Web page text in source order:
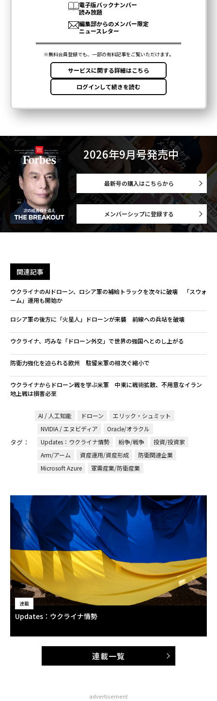
2026年9月号発売中
最新号の購入はこちらから
メンバーシップに登録する
関連記事
ウクライナのAIドローン、ロシア軍の補給トラックを次々に破壊 「スウォ
ーム」運用も開始か
ロシア軍の後方に「火星人」ドローンが来襲 前線への兵站を破壊
ウクライナ、巧みな「ドローン外交」で世界の強国へとのし上がる
防衛力強化を迫られる欧州 駐留米軍の相次ぐ縮小で
ウクライナからドローン戦を学ぶ米軍 中東に戦術拡散、不用意なイラン
地上戦は損害必至
タグ：
AI / 人工知能 ドローン
エリック・シュミット
NVIDIA / エヌビディア
Oracle/オラクル
Updates：ウクライナ情勢
紛争/戦争
投資/投資家
Arm/アーム
資産運用/資産形成
防衛関連企業
Microsoft Azure
軍需産業/防衛産業
連載
Updates：ウクライナ情勢
連載一覧
advertisement